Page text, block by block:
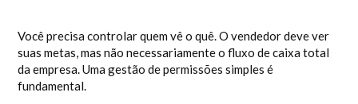
Você precisa controlar quem vê o quê. O vendedor deve ver
suas metas, mas não necessariamente o fluxo de caixa total
da empresa. Uma gestão de permissões simples é
fundamental.